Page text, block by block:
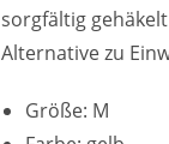
sorgfältig
Alternative zu
Größe: M